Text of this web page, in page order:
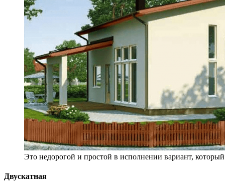
Это недорогой и простой в исполнении вариант,
Двускатная